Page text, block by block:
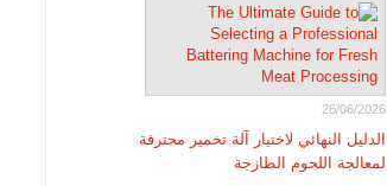
26/06/2026
الدليل النهائي لاختيار آلة تخمير محترفة
لمعالجة اللحوم الطازجة